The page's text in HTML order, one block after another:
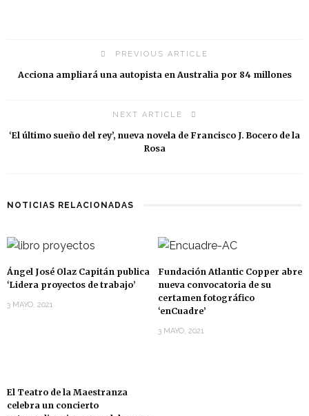
PREVIOUS ARTICLE
Acciona ampliará una autopista en Australia por 84 millones
NEXT ARTICLE
‘El último sueño del rey’, nueva novela de Francisco J. Bocero de la
Rosa
NOTICIAS RELACIONADAS
Ángel José Olaz Capitán publica
‘Lidera proyectos de trabajo’
3 MAYO, 2021
Fundación Atlantic Copper abre
nueva convocatoria de su
certamen fotográfico
‘enCuadre’
3 MAYO, 2021
El Teatro de la Maestranza
celebra un concierto